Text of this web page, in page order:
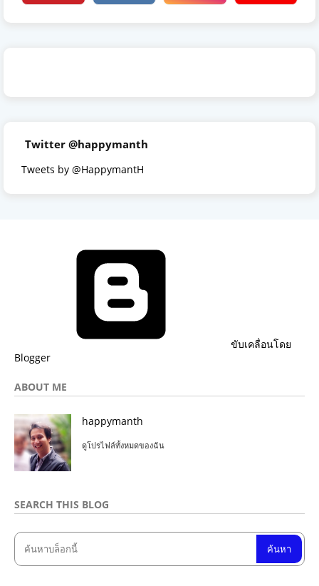
Twitter @happymanth
Tweets by @HappymantH
ขับเคลื่อนโดย
Blogger
ABOUT ME
happymanth
ดูโปรไฟล์ทั้งหมดของฉัน
SEARCH THIS BLOG